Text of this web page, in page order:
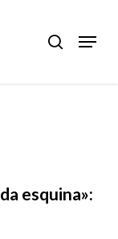
search
Menu
esquina»:
Close